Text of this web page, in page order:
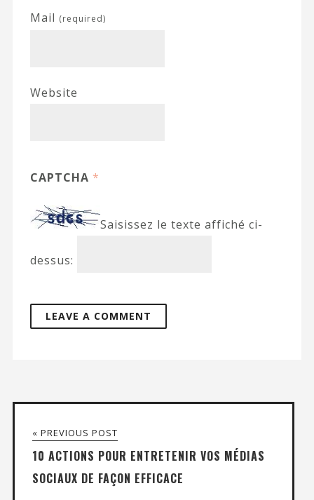
Mail (required)
Website
CAPTCHA *
Saisissez le texte affiché ci-
dessus:
« PREVIOUS POST
10 ACTIONS POUR ENTRETENIR VOS MÉDIAS
SOCIAUX DE FAÇON EFFICACE